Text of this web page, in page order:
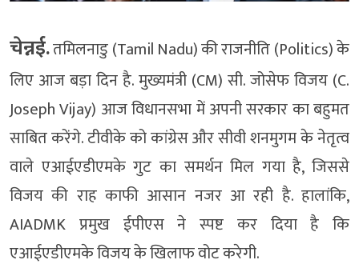
चेन्नई.तमिलनाडु (Tamil Nadu) की राजनीति (Politics) के
लिए आज बड़ा दिन है. मुख्यमंत्री (CM) सी. जोसेफ विजय (C.
Joseph Vijay) आज विधानसभा में अपनी सरकार का बहुमत
साबित करेंगे. टीवीके को कांग्रेस और सीवी शनमुगम के नेतृत्व
वाले एआईएडीएमके गुट का समर्थन मिल गया है, जिससे
विजय की राह काफी आसान नजर आ रही है. हालांकि,
AIADMK प्रमुख ईपीएस ने स्पष्ट कर दिया है कि
एआईएडीएमके विजय के खिलाफ वोट करेगी.